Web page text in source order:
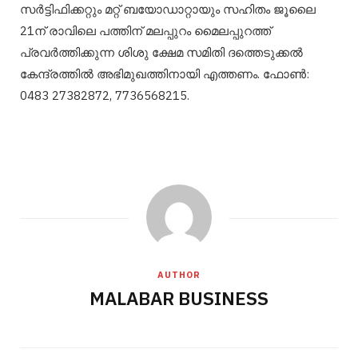
സർട്ടിഫിക്കറ്റും മറ്റ് ബയോഡാറ്റായും സഹിതം ജൂലൈ
21ന് രാവിലെ പത്തിന് മലപ്പുറം മൈലപ്പുറത്ത്
പ്രവർത്തിക്കുന്ന ശിശു ക്ഷേമ സമിതി ദത്തെടുക്കൽ
കേന്ദ്രത്തിൽ അഭിമുഖത്തിനായി എത്തണം. ഫോൺ:
0483 27382872, 7736568215.
AUTHOR
MALABAR BUSINESS